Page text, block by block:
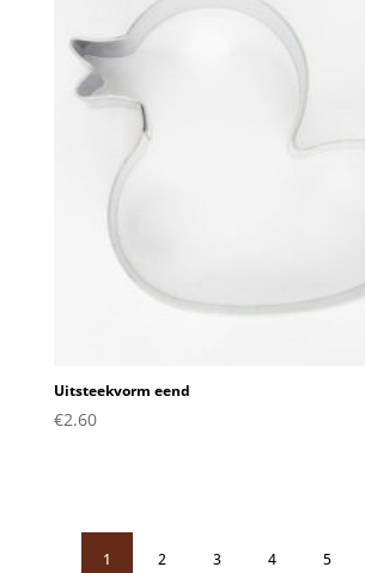
Uitsteekvorm eend
€2.60
1 2 3 4 5